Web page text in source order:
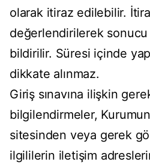
olarak itiraz edilebilir.
değerlendirilerek sonucu
bildirilir. Süresi içinde
dikkate alınmaz.
Giriş sınavına ilişkin
bilgilendirmeler,
sitesinden veya gerek
ilgililerin iletişim